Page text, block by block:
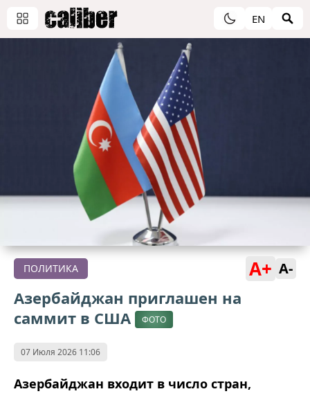
EN
ПОЛИТИКА A+ A-
Азербайджан приглашен на
саммит в США
ФОТО
07 Июля 2026 11:06
Азербайджан входит в число стран,